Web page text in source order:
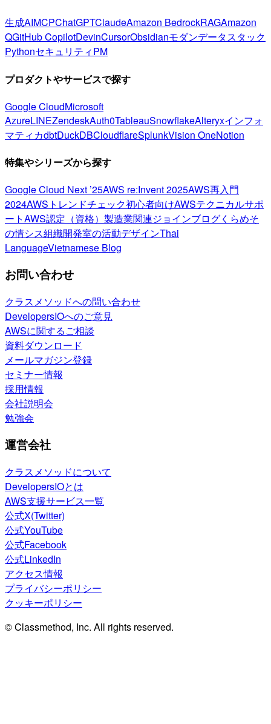
生成AIMCPChatGPTClaudeAmazon BedrockRAGAmazon
QGitHub CopilotDevinCursorObsidianモダンデータスタック
PythonセキュリティPM
プロダクトやサービスで探す
Google CloudMicrosoft
AzureLINEZendeskAuth0TableauSnowflakeAlteryxインフォ
マティカdbtDuckDBCloudflareSplunkVision OneNotion
特集やシリーズから探す
Google Cloud Next ’25AWS re:Invent 2025AWS再入門
2024AWSトレンドチェック初心者向けAWSテクニカルサポ
ートAWS認定（資格） 製造業関連ジョインブログくらめそ
の情シス組織開発室の活動デザインThai
LanguageVietnamese Blog
お問い合わせ
クラスメソッドへの問い合わせ
DevelopersIOへのご意見
AWSに関するご相談
資料ダウンロード
メールマガジン登録
セミナー情報
採用情報
会社説明会
勉強会
運営会社
クラスメソッドについて
DevelopersIOとは
AWS支援サービス一覧
公式X(Twitter)
公式YouTube
公式Facebook
公式LinkedIn
アクセス情報
プライバシーポリシー
クッキーポリシー
© Classmethod, Inc. All rights reserved.